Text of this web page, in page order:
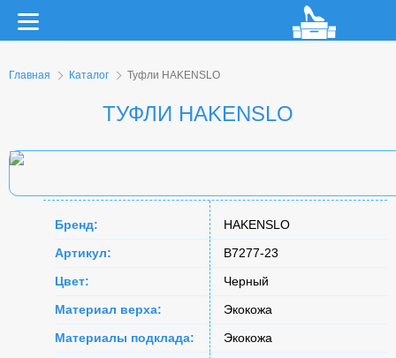
Главная Каталог Туфли HAKENSLO
ТУФЛИ HAKENSLO
Бренд:
HAKENSLO
Артикул:
B7277-23
Цвет:
Черный
Материал верха:
Экокожа
Материалы подклада:
Экокожа